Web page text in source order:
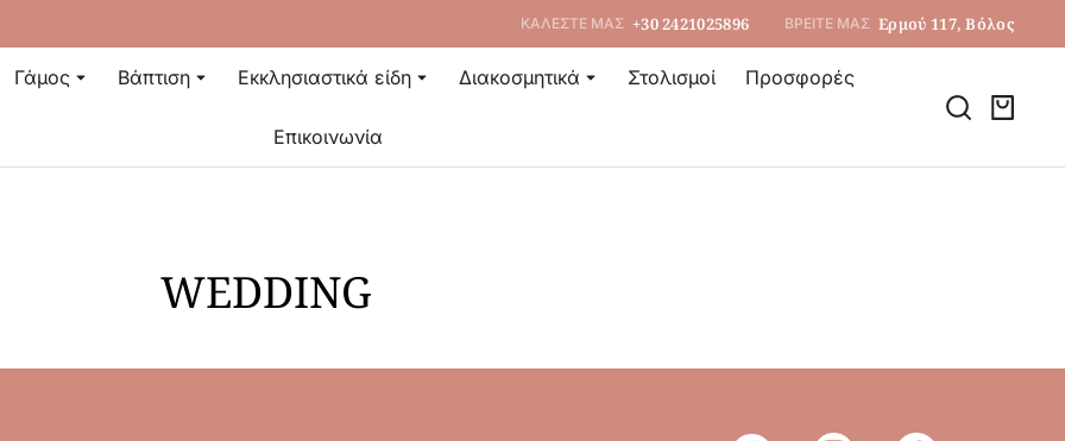
ΚΑΛΕΣΤΕ ΜΑΣ +30 2421025896 ΒΡΕΙΤΕ ΜΑΣ Ερμού 117, Βόλος
Γάμος Βάπτιση Εκκλησιαστικά είδη Διακοσμητικά Στολισμοί Προσφορές
Επικοινωνία
WEDDING